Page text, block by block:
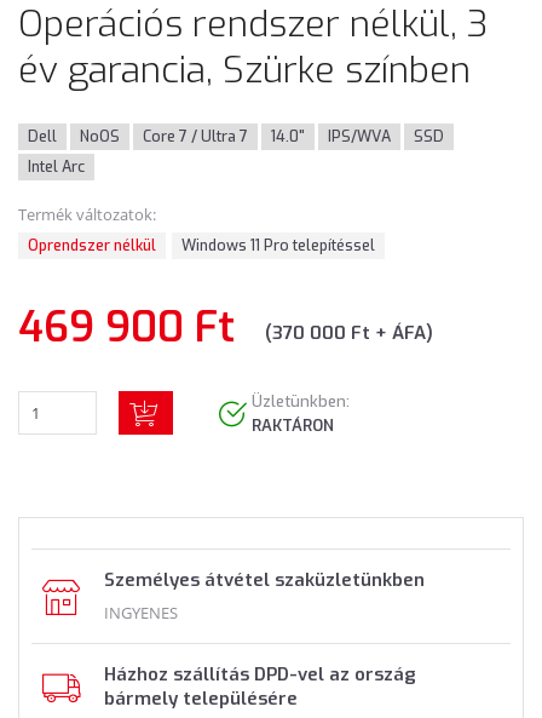
Operációs rendszer nélkül, 3
év garancia, Szürke színben
Dell NoOS Core 7 / Ultra 7 14.0" IPS/WVA
SSD
Intel Arc
Termék változatok:
Oprendszer nélkül Windows 11 Pro telepítéssel
469 900 Ft (370 000 Ft + ÁFA)
Üzletünkben:
RAKTÁRON
Személyes átvétel szaküzletünkben
INGYENES
Házhoz szállítás DPD-vel az ország
bármely településére